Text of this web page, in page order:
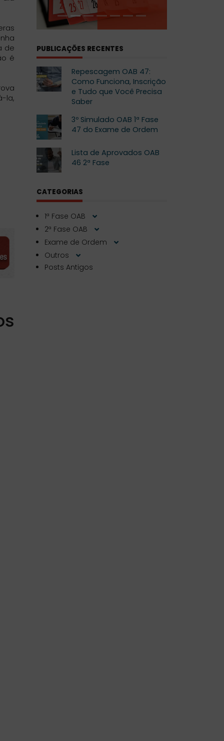
de
é
la,
PUBLICAÇÕES RECENTES
Repescagem OAB 47:
Como Funciona, Inscrição
e Tudo que Você Precisa
Saber
3º Simulado OAB 1ª Fase
47 do Exame de Ordem
Lista de Aprovados OAB
46 2ª Fase
CATEGORIAS
1ª Fase OAB
2ª Fase OAB
Exame de Ordem
Outros
Posts Antigos